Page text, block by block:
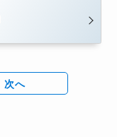
次へ